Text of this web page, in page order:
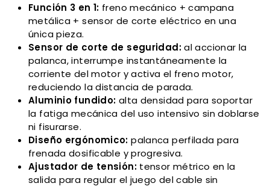
Función 3 en 1: freno mecánico + campana
metálica + sensor de corte eléctrico en una
única pieza.
Sensor de corte de seguridad:al accionar la
palanca, interrumpe instantáneamente la
corriente del motor y activa el freno motor,
reduciendo la distancia de parada.
Aluminio fundido: alta densidad para soportar
la fatiga mecánica del uso intensivo sin doblarse
ni fisurarse.
Diseño ergónomico: palanca perfilada para
frenada dosificable y progresiva.
Ajustador de tensión:tensor métrico en la
salida para regular el juego del cable sin